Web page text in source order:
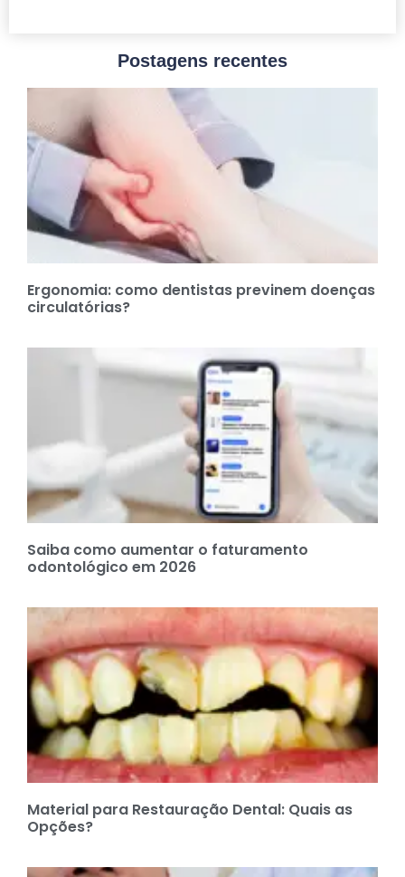
Postagens recentes
Ergonomia: como dentistas previnem doenças
circulatórias?
Saiba como aumentar o faturamento
odontológico em 2026
Material para Restauração Dental: Quais as
Opções?